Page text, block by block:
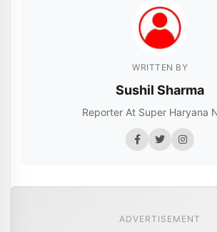
WRITTEN BY
Sushil Sharma
Reporter At Super Haryana
ADVERTISEMENT